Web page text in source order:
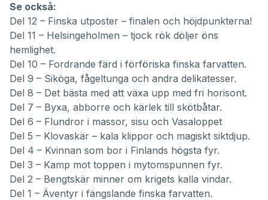
Se också:
Del 12 – Finska utposter – finalen och höjdpunkterna!
Del 11 – Helsingeholmen – tjock rök döljer öns
hemlighet.
Del 10 – Fordrande färd i förföriska finska farvatten.
Del 9 – Siköga, fågeltunga och andra delikatesser.
Del 8 – Det bästa med att växa upp med fri horisont.
Del 7 – Byxa, abborre och kärlek till skötbåtar.
Del 6 – Flundror i massor, sisu och Vasaloppet
Del 5 – Klovaskär – kala klippor och magiskt siktdjup.
Del 4 – Kvinnan som bor i Finlands högsta fyr.
Del 3 – Kamp mot toppen i mytomspunnen fyr.
Del 2 – Bengtskär minner om krigets kalla vindar.
Del 1 – Äventyr i fängslande finska farvatten.